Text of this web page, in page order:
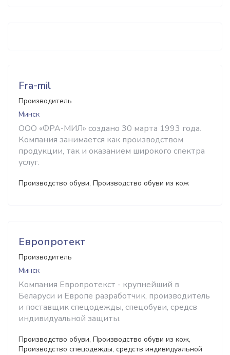
Fra-mil
Производитель
Минск
ООО «ФРА-МИЛ» создано 30 марта 1993 года.
Компания занимается как производством
продукции, так и оказанием широкого спектра
услуг.
Производство обуви, Производство обуви из кож
Европротект
Производитель
Минск
Компания Европротекст - крупнейший в
Беларуси и Европе разработчик, производитель
и поставщик спецодежды, спецобуви, средсв
индивидуальной защиты.
Производство обуви, Производство обуви из кож,
Производство спецодежды, средств индивидуальной